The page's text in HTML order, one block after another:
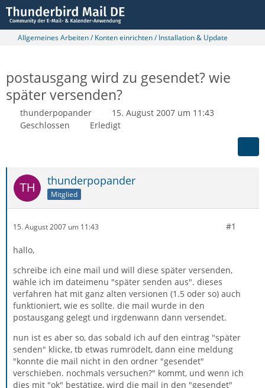
Allgemeines Arbeiten / Konten einrichten / Installation & Update
postausgang wird zu gesendet? wie
später versenden?
thunderpopander
15. August 2007 um 11:43
Geschlossen
Erledigt
thunderpopander
Mitglied
15. August 2007 um 11:43 #1
hallo,
schreibe ich eine mail und will diese später versenden,
wähle ich im dateimenu "später senden aus". dieses
verfahren hat mit ganz alten versionen (1.5 oder so) auch
funktioniert, wie es sollte. die mail wurde in den
postausgang gelegt und irgdenwann dann versendet.
nun ist es aber so, das sobald ich auf den eintrag "später
senden" klicke, tb etwas rumrödelt, dann eine meldung
"konnte die mail nicht in den ordner "gesendet"
verschieben. nochmals versuchen?" kommt, und wenn ich
dies mit "ok" bestätige, wird die mail in den "gesendet"